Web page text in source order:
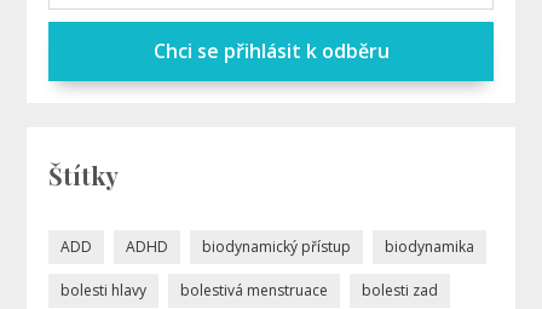
Chci se přihlásit k odběru
Štítky
ADD ADHD biodynamický přístup biodynamika
bolesti hlavy bolestivá menstruace bolesti zad